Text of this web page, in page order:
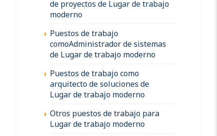
de proyectos de Lugar de trabajo
moderno
Puestos de trabajo
comoAdministrador de sistemas
de Lugar de trabajo moderno
Puestos de trabajo como
arquitecto de soluciones de
Lugar de trabajo moderno
Otros puestos de trabajo para
Lugar de trabajo moderno